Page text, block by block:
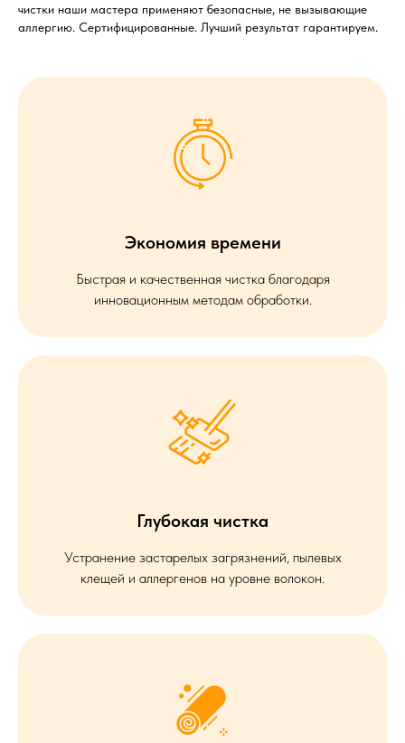
чистки наши мастера применяют безопасные, не вызывающие
аллергию. Сертифицированные. Лучший результат гарантируем.
Экономия времени
Быстрая и качественная чистка благодаря
инновационным методам обработки.
Глубокая чистка
Устранение застарелых загрязнений, пылевых
клещей и аллергенов на уровне волокон.